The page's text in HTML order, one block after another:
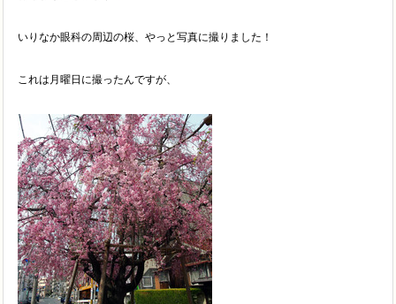
いりなか眼科の周辺の桜、やっと写真に撮りました！
これは月曜日に撮ったんですが、